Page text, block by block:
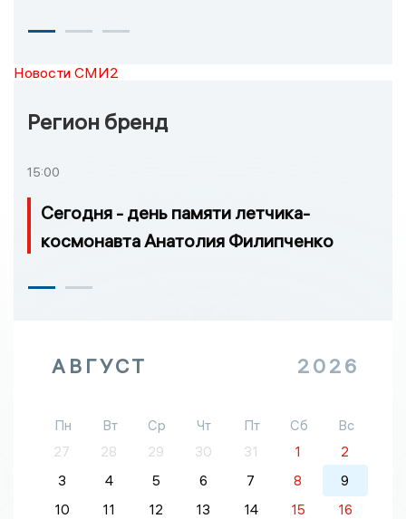
Новости СМИ2
Регион бренд
15:00
Сегодня - день памяти летчика-
космонавта Анатолия Филипченко
АВГУСТ 2026
Пн Вт Ср Чт Пт Сб
Вс
27
28 29 30 31 1
2
3
4 5 6 7 8
9
10
11 12 13 14 15
16